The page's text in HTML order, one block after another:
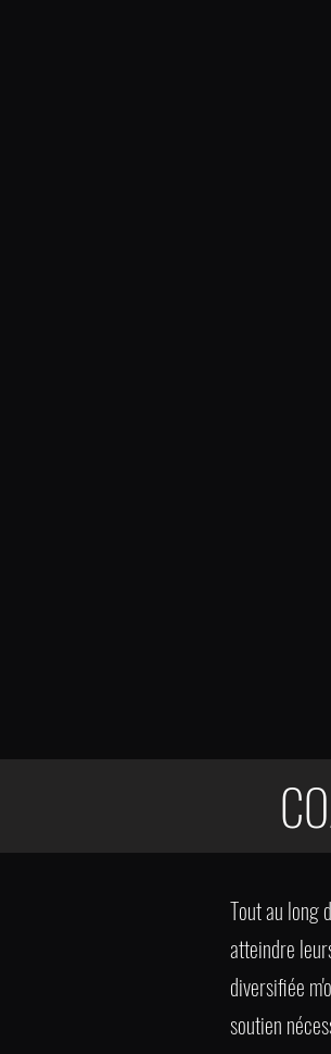
Tout au long
atteindre
diversifiée
soutien